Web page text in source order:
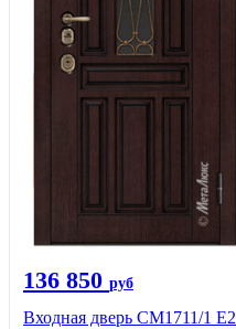
136 850 руб
Входная дверь CМ1711/1 Е2